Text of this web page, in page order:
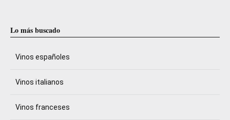
Lo más buscado
Vinos españoles
Vinos italianos
Vinos franceses